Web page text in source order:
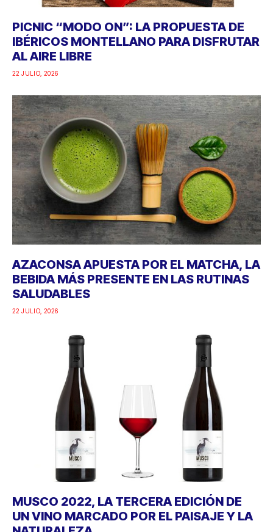
PICNIC “MODO ON”: LA PROPUESTA DE
IBÉRICOS MONTELLANO PARA DISFRUTAR
AL AIRE LIBRE
22 JULIO, 2026
AZACONSA APUESTA POR EL MATCHA, LA
BEBIDA MÁS PRESENTE EN LAS RUTINAS
SALUDABLES
22 JULIO, 2026
MUSCO 2022, LA TERCERA EDICIÓN DE
UN VINO MARCADO POR EL PAISAJE Y LA